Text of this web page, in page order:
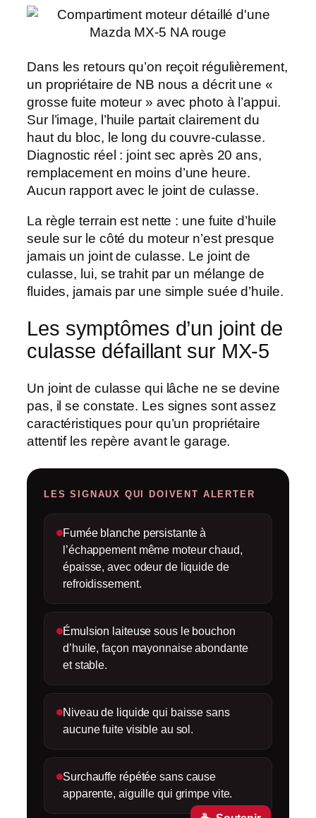
Dans les retours qu’on reçoit régulièrement,
un propriétaire de NB nous a décrit une «
grosse fuite moteur » avec photo à l’appui.
Sur l’image, l’huile partait clairement du
haut du bloc, le long du couvre-culasse.
Diagnostic réel : joint sec après 20 ans,
remplacement en moins d’une heure.
Aucun rapport avec le joint de culasse.
La règle terrain est nette : une fuite d’huile
seule sur le côté du moteur n’est presque
jamais un joint de culasse. Le joint de
culasse, lui, se trahit par un mélange de
fluides, jamais par une simple suée d’huile.
Les symptômes d’un joint de
culasse défaillant sur MX-5
Un joint de culasse qui lâche ne se devine
pas, il se constate. Les signes sont assez
caractéristiques pour qu’un propriétaire
attentif les repère avant le garage.
LES SIGNAUX QUI DOIVENT ALERTER
Fumée blanche persistanteà
l’échappement même moteur chaud,
épaisse, avec odeur de liquide de
refroidissement.
Émulsion laiteuse sous le bouchon
d’huile, façon mayonnaise abondante
et stable.
Niveau de liquide qui baisse sans
aucune fuite visible au sol.
Surchauffe répétée sans cause
apparente, aiguille qui grimpe vite.